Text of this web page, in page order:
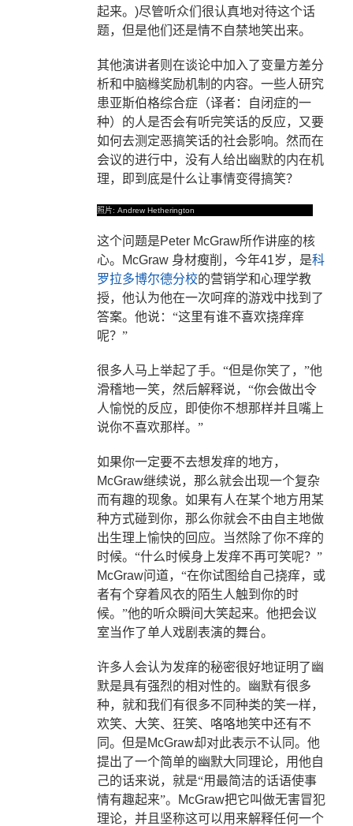
起来。 )尽管听众们很认真地对待这个话
题，但是他们还是情不自禁地笑出来。
其他演讲者则在谈论中加入了变量方差分
析和中脑橼奖励机制的内容。一些人研究
患亚斯伯格综合症（译者：自闭症的一
种）的人是否会有听完笑话的反应，又要
如何去测定恶搞笑话的社会影响。然而在
会议的进行中，没有人给出幽默的内在机
理，即到底是什么让事情变得搞笑？
照片: Andrew Hetherington
这个问题是Peter McGraw所作讲座的核
心。
McGraw 身材瘦削，今年41岁，是科
罗拉多博尔德分校的营销学和心理学教
授，他认为他在一次呵痒的游戏中找到了
答案。他说：“这里有谁不喜欢挠痒痒
呢？”
很多人马上举起了手。“但是你笑了，”他
滑稽地一笑，然后解释说，“你会做出令
人愉悦的反应，即使你不想那样并且嘴上
说你不喜欢那样。”
如果你一定要不去想发痒的地方，
McGraw继续说，那么就会出现一个复杂
而有趣的现象。如果有人在某个地方用某
种方式碰到你，那么你就会不由自主地做
出生理上愉快的回应。当然除了你不痒的
时候。“什么时候身上发痒不再可笑呢？”
McGraw问道，“在你试图给自己挠痒，或
者有个穿着风衣的陌生人触到你的时
候。”他的听众瞬间大笑起来。他把会议
室当作了单人戏剧表演的舞台。
许多人会认为发痒的秘密很好地证明了幽
默是具有强烈的相对性的。幽默有很多
种，就和我们有很多不同种类的笑一样，
欢笑、大笑、狂笑、咯咯地笑中还有不
同。但是McGraw却对此表示不认同。他
提出了一个简单的幽默大同理论，用他自
己的话来说，就是“用最简洁的话语使事
情有趣起来”。
McGraw把它叫做无害冒犯
理论，并且坚称这可以用来解释任何一个